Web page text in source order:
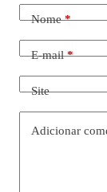
Nome*
E-mail*
Site
Adicionar